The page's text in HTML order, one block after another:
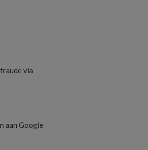
via
aan Google